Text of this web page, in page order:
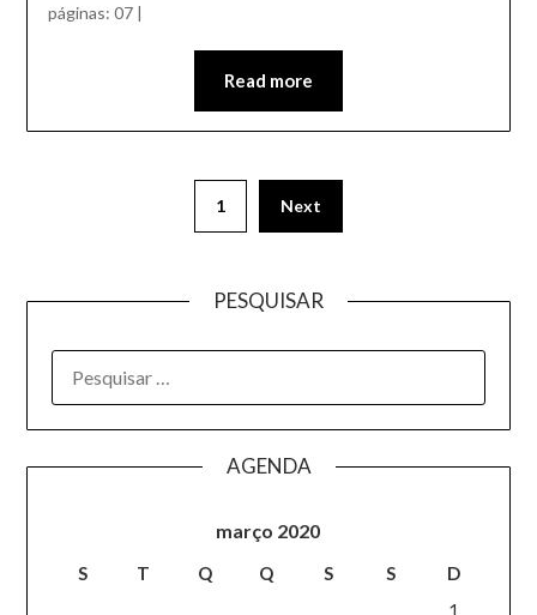
páginas: 07 |
Read more
1 Next
PESQUISAR
AGENDA
março 2020
S T Q Q S S
D
1